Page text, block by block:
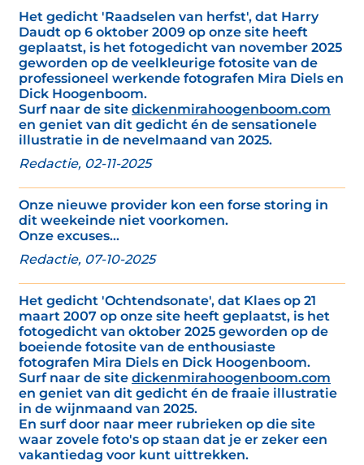
Het gedicht 'Raadselen van herfst', dat Harry
Daudt op 6 oktober 2009 op onze site heeft
geplaatst, is het fotogedicht van november 2025
geworden op de veelkleurige fotosite van de
professioneel werkende fotografen Mira Diels en
Dick Hoogenboom.
Surf naar de site dickenmirahoogenboom.com
en geniet van dit gedicht én de sensationele
illustratie in de nevelmaand van 2025.
Redactie, 02-11-2025
Onze nieuwe provider kon een forse storing in
dit weekeinde niet voorkomen.
Onze excuses...
Redactie, 07-10-2025
Het gedicht 'Ochtendsonate', dat Klaes op 21
maart 2007 op onze site heeft geplaatst, is het
fotogedicht van oktober 2025 geworden op de
boeiende fotosite van de enthousiaste
fotografen Mira Diels en Dick Hoogenboom.
Surf naar de site dickenmirahoogenboom.com
en geniet van dit gedicht én de fraaie illustratie
in de wijnmaand van 2025.
En surf door naar meer rubrieken op die site
waar zovele foto's op staan dat je er zeker een
vakantiedag voor kunt uittrekken.